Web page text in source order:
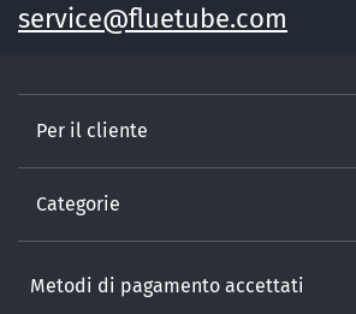
service@fluetube.com
Per il cliente
Categorie
Metodi di pagamento accettati